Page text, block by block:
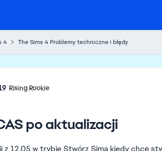
4 The Sims 4 Problemy techniczne i błędy
Rising Rookie
po aktualizacji
z 12.05 w trybie Stwórz Sima kiedy chcę